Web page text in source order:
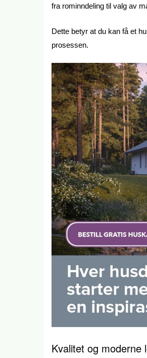
fra rominndeling til valg av
Dette betyr at du kan få et
prosessen.
Kvalitet og moderne